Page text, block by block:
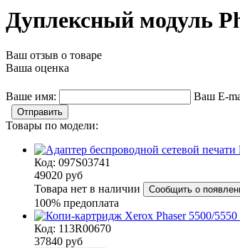
Дуплексный модуль
Ваш отзыв о товаре
Ваша оценка
Ваше имя: Ваш E-
Отправить
Товары по модели:
Код: 097S03741
49020 руб
Товара нет в наличии
Сообщить о
100% предоплата
Код: 113R00670
37840 руб